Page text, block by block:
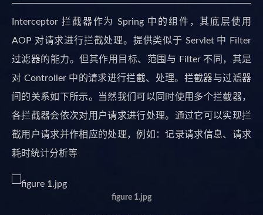
Interceptor 拦截器作为 Spring 中的组件，其底层使用
AOP 对请求进行拦截处理。提供类似于 Servlet 中 Filter
过滤器的能力。但其作用目标、范围与 Filter 不同，其是
对 Controller 中的请求进行拦截、处理。拦截器与过滤器
间的关系如下所示。当然我们可以同时使用多个拦截器，
各拦截器会依次对用户请求进行处理。通过它可以实现拦
截用户请求并作相应的处理，例如：记录请求信息、请求
耗时统计分析等
figure 1.jpg